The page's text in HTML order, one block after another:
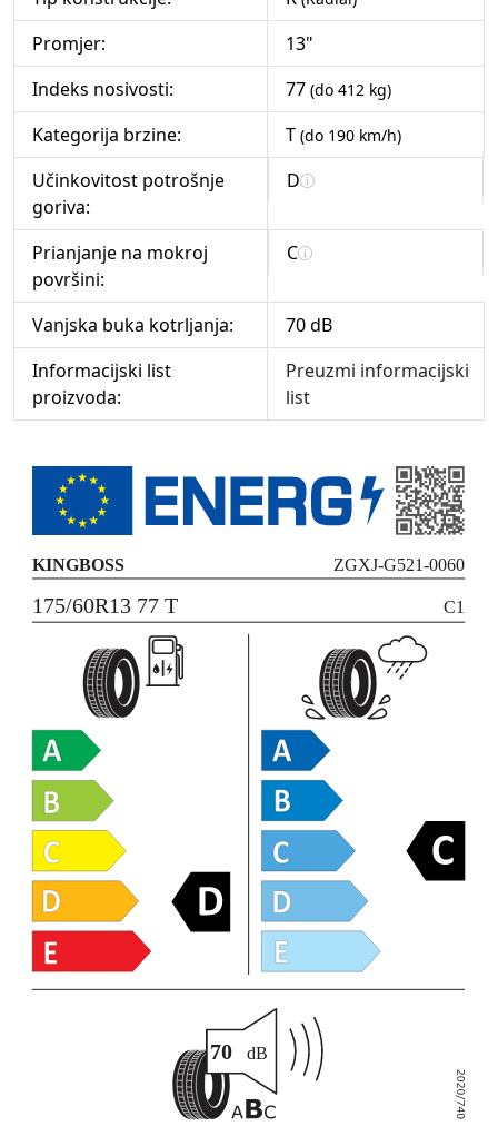
Promjer:
13"
Indeks nosivosti:
77 (do 412 kg)
Kategorija brzine: T (do 190 km/h)
Učinkovitost potrošnje
goriva:
D
Prianjanje na mokroj
površini:
C
Vanjska buka kotrljanja:
70 dB
Informacijski list
proizvoda:
Preuzmi informacijski
list